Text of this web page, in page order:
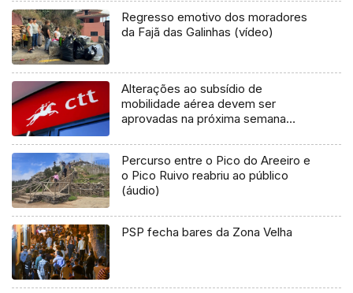
Regresso emotivo dos moradores
da Fajã das Galinhas (vídeo)
Alterações ao subsídio de
mobilidade aérea devem ser
aprovadas na próxima semana
Percurso entre o Pico do Areeiro e
o Pico Ruivo reabriu ao público
(áudio)
PSP fecha bares da Zona Velha